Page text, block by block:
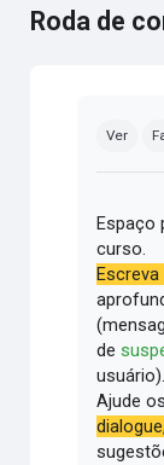
Roda de
Ver
Espaço
curso.
de
usuário).
Ajude
dialogue,